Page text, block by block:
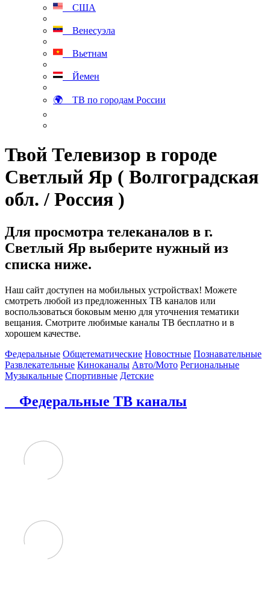
США
Венесуэла
Вьетнам
Йемен
🌍 ТВ по городам России
Твой Телевизор в городе
Светлый Яр ( Волгоградская
обл. / Россия )
Для просмотра телеканалов в г.
Светлый Яр выберите нужный из
списка ниже.
Наш сайт доступен на мобильных устройствах! Можете
смотреть любой из предложенных ТВ каналов или
воспользоваться боковым меню для уточнения тематики
вещания. Смотрите любимые каналы ТВ бесплатно и в
хорошем качестве.
Федеральные Общетематические Новостные Познавательные
Развлекательные Киноканалы Авто/Мото Региональные
Музыкальные Спортивные Детские
Федеральные ТВ каналы